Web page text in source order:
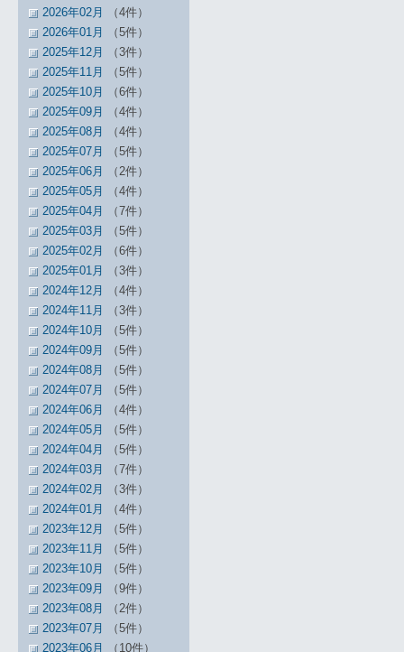
2026年02月
（4件）
2026年01月
（5件）
2025年12月
（3件）
2025年11月
（5件）
2025年10月
（6件）
2025年09月
（4件）
2025年08月
（4件）
2025年07月
（5件）
2025年06月
（2件）
2025年05月
（4件）
2025年04月
（7件）
2025年03月
（5件）
2025年02月
（6件）
2025年01月
（3件）
2024年12月
（4件）
2024年11月
（3件）
2024年10月
（5件）
2024年09月
（5件）
2024年08月
（5件）
2024年07月
（5件）
2024年06月
（4件）
2024年05月
（5件）
2024年04月
（5件）
2024年03月
（7件）
2024年02月
（3件）
2024年01月
（4件）
2023年12月
（5件）
2023年11月
（5件）
2023年10月
（5件）
2023年09月
（9件）
2023年08月
（2件）
2023年07月
（5件）
2023年06月
（10件）